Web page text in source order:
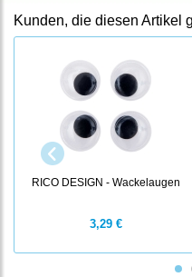
Kunden, die diesen Artikel
RICO DESIGN - Wackelaugen
3,29 €